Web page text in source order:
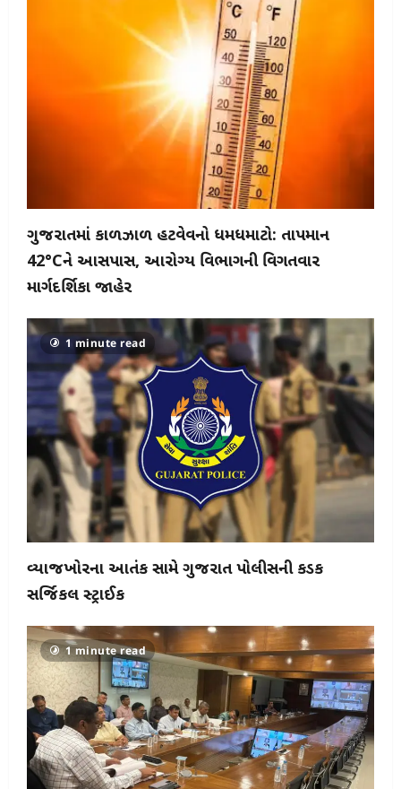
ગુજરાતમાં કાળઝાળ હીટવેવનો ધમધમાટો: તાપમાન
42°Cને આસપાસ, આરોગ્ય વિભાગની વિગતવાર
માર્ગદર્શિકા જાહેર
1 minute read
વ્યાજખોરીના આતંક સામે ગુજરાત પોલીસની કડક
સર્જિકલ સ્ટ્રાઈક
1 minute read